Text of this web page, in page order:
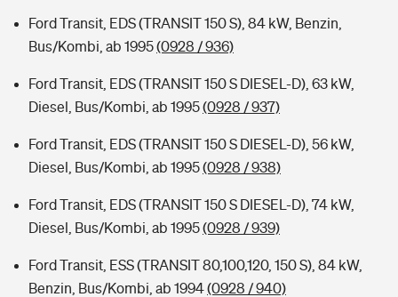
Ford Transit, EDS (TRANSIT 150 S), 84 kW, Benzin,
Bus/Kombi, ab 1995(0928 / 936)
Ford Transit, EDS (TRANSIT 150 S DIESEL-D), 63 kW,
Diesel, Bus/Kombi, ab 1995(0928 / 937)
Ford Transit, EDS (TRANSIT 150 S DIESEL-D), 56 kW,
Diesel, Bus/Kombi, ab 1995(0928 / 938)
Ford Transit, EDS (TRANSIT 150 S DIESEL-D), 74 kW,
Diesel, Bus/Kombi, ab 1995(0928 / 939)
Ford Transit, ESS (TRANSIT 80,100,120, 150 S), 84 kW,
Benzin, Bus/Kombi, ab 1994(0928 / 940)